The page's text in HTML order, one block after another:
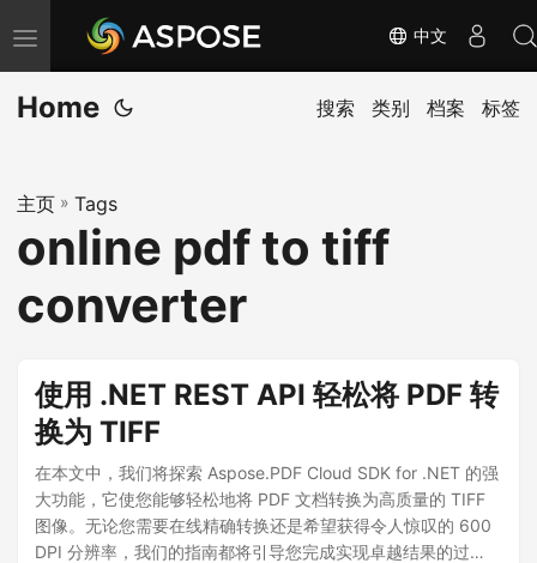
切
换
导
中文
Home 搜索 类别 档案 标签
主页 » Tags
online pdf to tiff
converter
使用 .NET REST API 轻松将 PDF 转
换为 TIFF
在本文中，我们将探索 Aspose.PDF Cloud SDK for .NET 的强
大功能，它使您能够轻松地将 PDF 文档转换为高质量的 TIFF
图像。无论您需要在线精确转换还是希望获得令人惊叹的 600
DPI 分辨率，我们的指南都将引导您完成实现卓越结果的过